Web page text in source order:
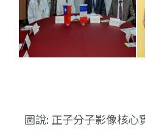
圖說: 正子分子影像核心